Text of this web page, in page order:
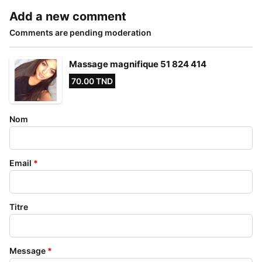
Add a new comment
Comments are pending moderation
Massage magnifique 51 824 414
70.00 TND
Nom
Email *
Titre
Message *